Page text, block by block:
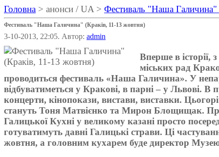
Головна > анонси / UA > Фестиваль "Наша
Фестиваль "Наша Галичина" (Краків, 11-13 жовтня)
3-10-2013, 22:05. Автор: admin
Вперше в історії,
міських рад
проводиться фестиваль «Наша Галичина». У
відбуватиметься у Кракові, в парні – у Львові. В
концерти, кінопокази, вистави, виставки.
стануть Тоня Матвієнко та Мирон Блощищак.
Галицької Кухні у великому казані просто
готуватимуть давні Галицькі страви. Ці
жовтня, а головним кухарем буде директор